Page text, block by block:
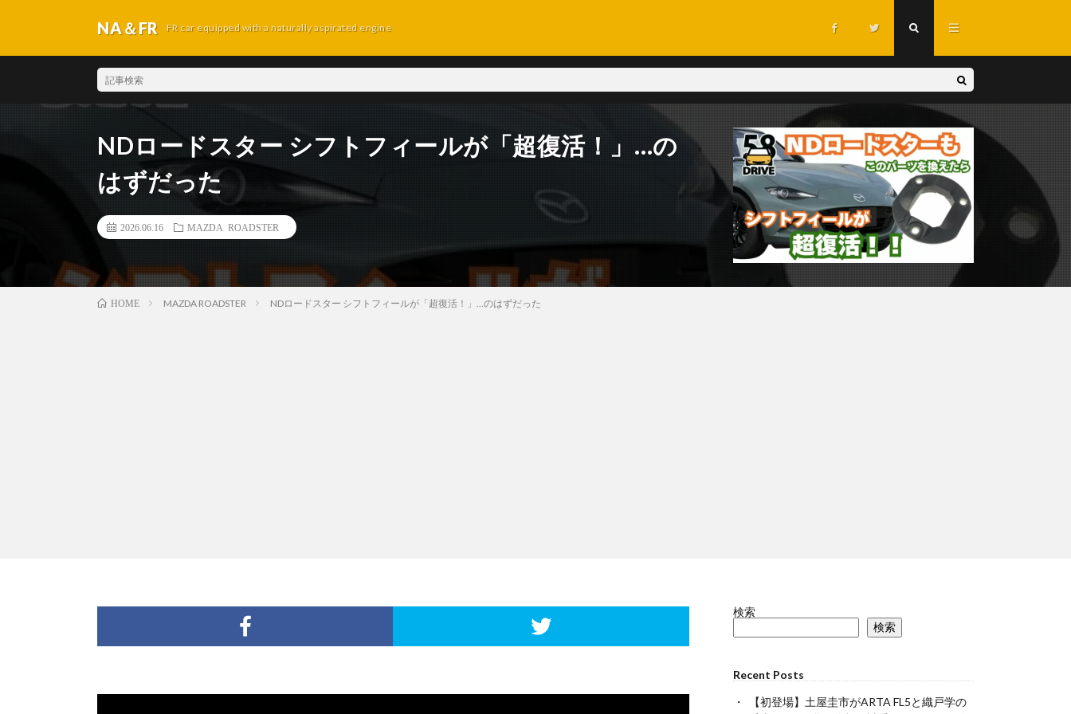
NA＆FR FR car equipped with a naturally aspirated engine
NDロードスター シフトフィールが「超復活！」…の
はずだった
2026.06.16 MAZDA ROADSTER
HOME MAZDA ROADSTER NDロードスター シフトフィールが「超復活！」…のはずだった
検索
検索
Recent Posts
【初登場】土屋圭市がARTA FL5と織戸学の